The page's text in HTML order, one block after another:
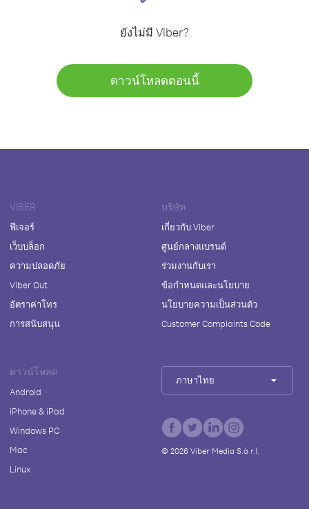
ยังไม่มี Viber?
ดาวน์โหลดตอนนี้
VIBER
ฟีเจอร์
เว็บบล็อก
ความปลอดภัย
Viber Out
อัตราค่าโทร
การสนับสนุน
บริษัท
เกี่ยวกับ Viber
ศูนย์กลางแบรนด์
ร่วมงานกับเรา
ข้อกำหนดและนโยบาย
นโยบายความเป็นส่วนตัว
Customer Complaints Code
ดาวน์โหลด
Android
iPhone & iPad
Windows PC
Mac
Linux
ภาษาไทย
© 2026Viber Media S.à r.l.